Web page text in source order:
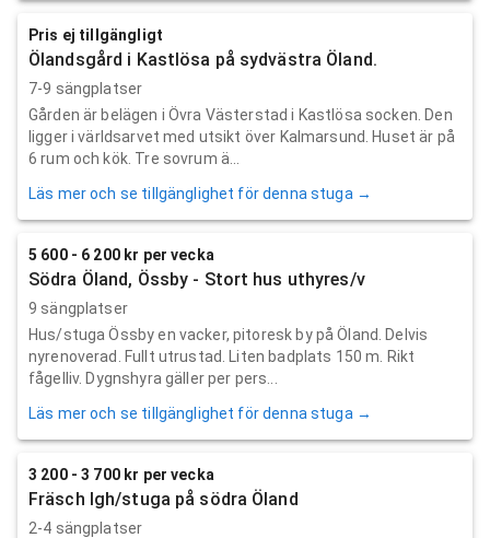
Pris ej tillgängligt
Ölandsgård i Kastlösa på sydvästra Öland.
7-9 sängplatser
Gården är belägen i Övra Västerstad i Kastlösa socken. Den
ligger i världsarvet med utsikt över Kalmarsund. Huset är på
6 rum och kök. Tre sovrum ä...
Läs mer och se tillgänglighet för denna stuga →
5 600 - 6 200 kr per vecka
Södra Öland, Össby - Stort hus uthyres/v
9 sängplatser
Hus/stuga Össby en vacker, pitoresk by på Öland. Delvis
nyrenoverad. Fullt utrustad. Liten badplats 150 m. Rikt
fågelliv. Dygnshyra gäller per pers...
Läs mer och se tillgänglighet för denna stuga →
3 200 - 3 700 kr per vecka
Fräsch lgh/stuga på södra Öland
2-4 sängplatser